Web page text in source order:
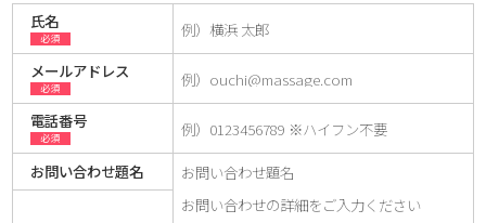
氏名
必須
メールアドレス
必須
電話番号
必須
お問い合わせ題名